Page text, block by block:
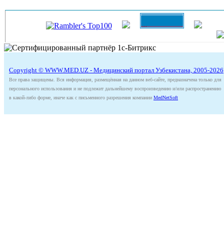
Copyright © WWW.MED.UZ - Медицинский портал Узбекистана, 2005-2026
Все права защищены. Вся информация, размещённая на данном веб-сайте, предназначена только для
персонального использования и не подлежит дальнейшему воспроизведению и/или распространению
в какой-либо форме, иначе как с письменного разрешения компании MedNetSoft